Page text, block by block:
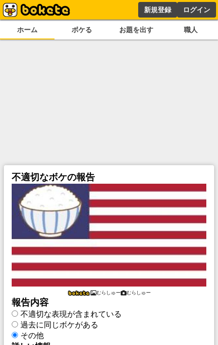
新規登録 ログイン
ホーム ボケる お題を出す 職人
不適切なボケの報告
むらしゅー むらしゅー
報告内容
不適切な表現が含まれている
過去に同じボケがある
その他